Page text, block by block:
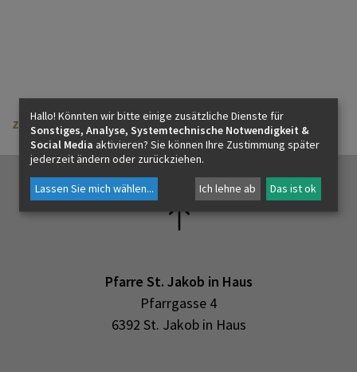
zurück
Pfarre St. Jakob in Haus
Pfarrgasse 4
6392 St. Jakob in Haus
Hallo! Könnten wir bitte einige zusätzliche Dienste für
Sonstiges, Analyse, Systemtechnische Notwendigkeit &
Social Media aktivieren? Sie können Ihre Zustimmung später
jederzeit ändern oder zurückziehen.
Lassen Sie mich wählen... Ich lehne ab Das ist ok